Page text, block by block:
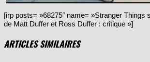
de Matt Duffer et Ross Duffer : critique »]